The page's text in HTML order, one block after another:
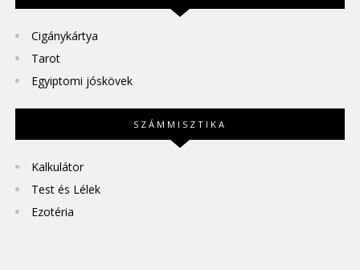
Cigánykártya
Tarot
Egyiptomi jóskövek
SZÁMMISZTIKA
Kalkulátor
Test és Lélek
Ezotéria